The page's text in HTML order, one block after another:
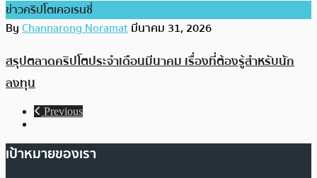
ข่าวคริปโตเคอเรนซี่
ByChannarong Noramatมีนาคม 31, 2026
สรุปตลาดคริปโตประจำเดือนมีนาคม เรื่องที่ต้องรู้สำหรับนัก
ลงทุน
Previous
เป้าหมายของเรา